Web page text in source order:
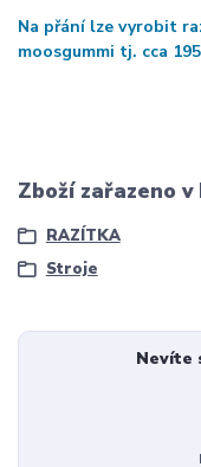
Na přání lze vyrobit
moosgummi tj. cca
Zboží zařazeno
RAZÍTKA
Stroje
Nevíte